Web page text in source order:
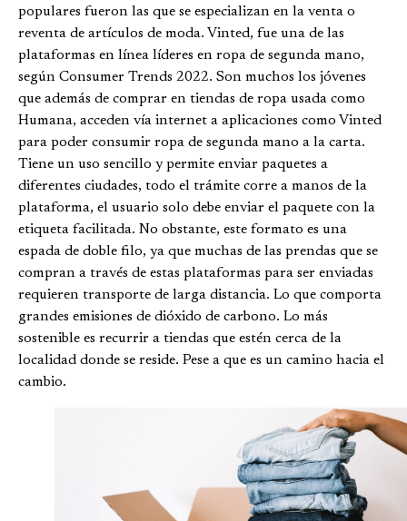
populares fueron las que se especializan en la venta o
reventa de artículos de moda. Vinted, fue una de las
plataformas en línea líderes en ropa de segunda mano,
según Consumer Trends 2022. Son muchos los jóvenes
que además de comprar en tiendas de ropa usada como
Humana, acceden vía internet a aplicaciones como Vinted
para poder consumir ropa de segunda mano a la carta.
Tiene un uso sencillo y permite enviar paquetes a
diferentes ciudades, todo el trámite corre a manos de la
plataforma, el usuario solo debe enviar el paquete con la
etiqueta facilitada. No obstante, este formato es una
espada de doble filo, ya que muchas de las prendas que se
compran a través de estas plataformas para ser enviadas
requieren transporte de larga distancia. Lo que comporta
grandes emisiones de dióxido de carbono. Lo más
sostenible es recurrir a tiendas que estén cerca de la
localidad donde se reside. Pese a que es un camino hacia el
cambio.